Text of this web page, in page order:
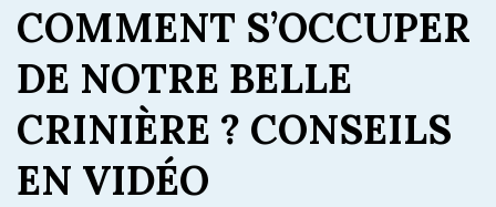
COMMENT S’OCCUPER
DE NOTRE BELLE
CRINIÈRE ? CONSEILS
EN VIDÉO